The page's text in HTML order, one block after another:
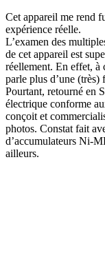
Cet appareil me rend
expérience réelle.
L’examen des
de cet appareil est
réellement. En effet, à
parle plus d’une
Pourtant, retourné en
électrique conforme
conçoit et
photos. Constat fait
d’accumulateurs Ni-
ailleurs.